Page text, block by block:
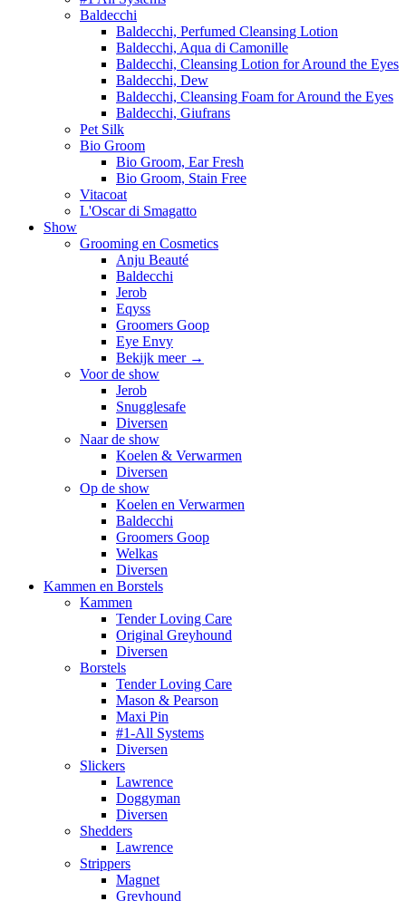
Baldecchi
Baldecchi, Perfumed Cleansing Lotion
Baldecchi, Aqua di Camonille
Baldecchi, Cleansing Lotion for Around the Eyes
Baldecchi, Dew
Baldecchi, Cleansing Foam for Around the Eyes
Baldecchi, Giufrans
Pet Silk
Bio Groom
Bio Groom, Ear Fresh
Bio Groom, Stain Free
Vitacoat
L'Oscar di Smagatto
Show
Grooming en Cosmetics
Anju Beauté
Baldecchi
Jerob
Eqyss
Groomers Goop
Eye Envy
Bekijk meer →
Voor de show
Jerob
Snugglesafe
Diversen
Naar de show
Koelen & Verwarmen
Diversen
Op de show
Koelen en Verwarmen
Baldecchi
Groomers Goop
Welkas
Diversen
Kammen en Borstels
Kammen
Tender Loving Care
Original Greyhound
Diversen
Borstels
Tender Loving Care
Mason & Pearson
Maxi Pin
#1-All Systems
Diversen
Slickers
Lawrence
Doggyman
Diversen
Shedders
Lawrence
Strippers
Magnet
Greyhound